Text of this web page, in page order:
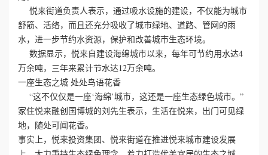
荣
誉
质
悦来街道负责人表示，通过吸水设施的建设，不仅能为城市
舒筋、活络，而且还充分吸收了城市绿地、道路、管网的雨
水，进一步节约水资源，保护和改善城市生态环境。
数据显示，悦来自建设海绵城市以来，每年可节约用水达4
万余吨，三年来累计节水达12万余吨。
一座生态之城 处处鸟语花香
“这不仅仅是一座‘海绵’城市，这还是一座生态绿色城市。”
家住悦来融创国博城的刘先生表示，生活在悦来，出门可见绿
地，随处可闻花香。
事实上，悦来投资集团、悦来街道在推进悦来城市建设发展